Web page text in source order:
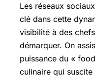
Les réseaux
clé dans cette
visibilité à des
démarquer. On
puissance du «
culinaire qui suscite